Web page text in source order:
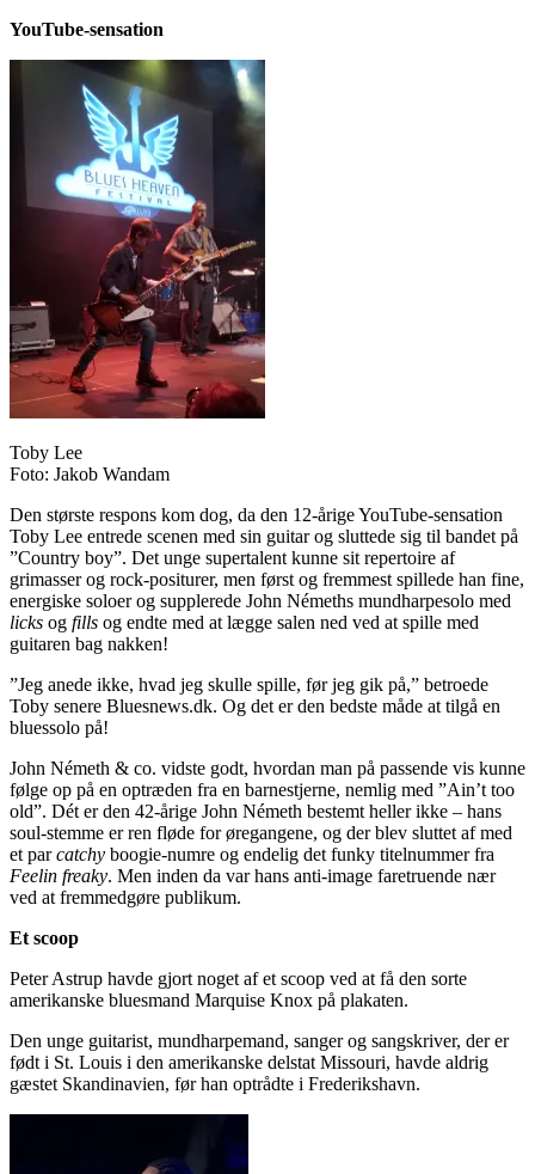
YouTube-sensation
Toby Lee
Foto: Jakob Wandam
Den største respons kom dog, da den 12-årige YouTube-sensation
Toby Lee entrede scenen med sin guitar og sluttede sig til bandet på
”Country boy”. Det unge supertalent kunne sit repertoire af
grimasser og rock-positurer, men først og fremmest spillede han fine,
energiske soloer og supplerede John Némeths mundharpesolo med
licks og fills og endte med at lægge salen ned ved at spille med
guitaren bag nakken!
”Jeg anede ikke, hvad jeg skulle spille, før jeg gik på,” betroede
Toby senere Bluesnews.dk. Og det er den bedste måde at tilgå en
bluessolo på!
John Németh & co. vidste godt, hvordan man på passende vis kunne
følge op på en optræden fra en barnestjerne, nemlig med ”Ain’t too
old”. Dét er den 42-årige John Németh bestemt heller ikke – hans
soul-stemme er ren fløde for øregangene, og der blev sluttet af med
et parcatchy boogie-numre og endelig det funky titelnummer fra
Feelin freaky. Men inden da var hans anti-image faretruende nær
ved at fremmedgøre publikum.
Et scoop
Peter Astrup havde gjort noget af et scoop ved at få den sorte
amerikanske bluesmand Marquise Knox på plakaten.
Den unge guitarist, mundharpemand, sanger og sangskriver, der er
født i St. Louis i den amerikanske delstat Missouri, havde aldrig
gæstet Skandinavien, før han optrådte i Frederikshavn.